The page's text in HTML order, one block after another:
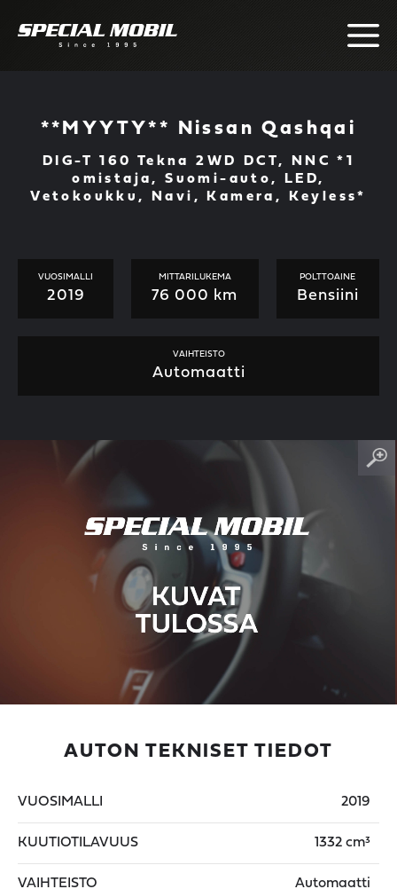
**MYYTY** Nissan Qashqai
DIG-T 160 Tekna 2WD DCT, NNC *1
omistaja, Suomi-auto, LED,
Vetokoukku, Navi, Kamera, Keyless*
VUOSIMALLI
2019
MITTARILUKEMA
76 000 km
POLTTOAINE
Bensiini
VAIHTEISTO
Automaatti
AUTON TEKNISET TIEDOT
VUOSIMALLI 2019
KUUTIOTILAVUUS 1332 cm³
VAIHTEISTO Automaatti